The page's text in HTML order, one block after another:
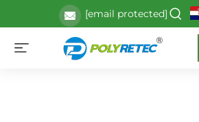
[email protected]